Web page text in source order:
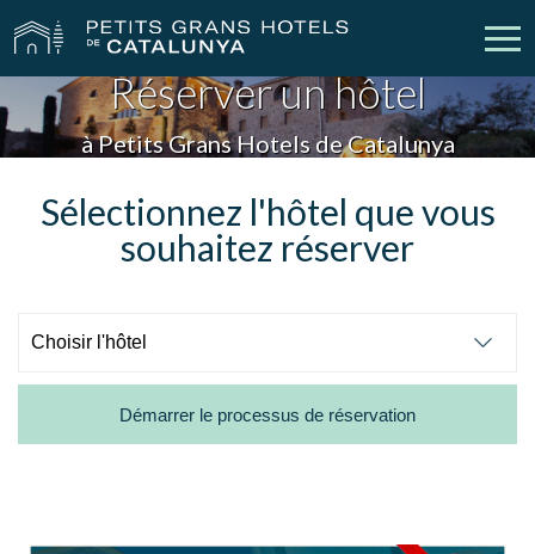
Nos Hôtels Escapades
Mariages
Chèques Cadeau Découvrez Catalogne
Location/nom de l'hôtel
Réserver un hôtel
à Petits Grans Hotels de Catalunya
Sélectionnez l'hôtel que vous
souhaitez réserver
Démarrer le processus de réservation